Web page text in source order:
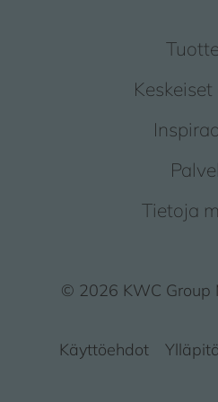
Tietoja
© 2026 KWC Group
Käyttöehdot